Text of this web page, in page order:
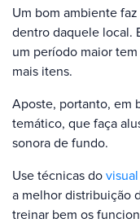
Um bom ambiente
dentro daquele local.
um período maior
mais itens.
Aposte, portanto, em
temático, que faça
sonora de fundo.
Use técnicas do
a melhor distribuição
treinar bem os